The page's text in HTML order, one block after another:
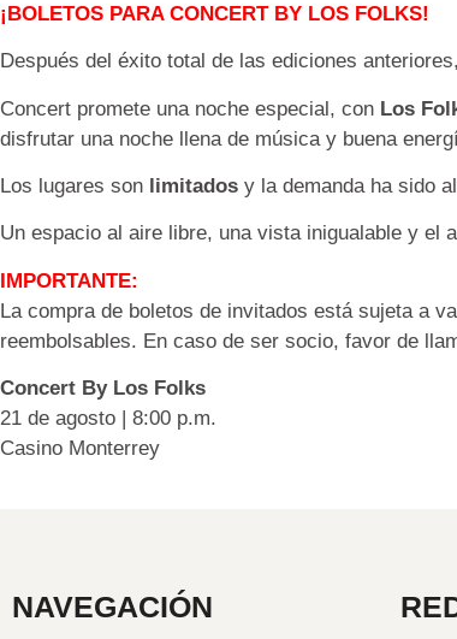
¡BOLETOS PARA CONCERT BY LOS FOLKS!
Después del éxito total de las ediciones anteriores,
Concert promete una noche especial, con Los
disfrutar una noche llena de música y buena
Los lugares son limitados y la demanda ha sido
Un espacio al aire libre, una vista inigualable y el
IMPORTANTE:
La compra de boletos de invitados está sujeta a
reembolsables. En caso de ser socio, favor de
Concert By Los Folks
21 de agosto | 8:00 p.m.
Casino Monterrey
NAVEGACIÓN